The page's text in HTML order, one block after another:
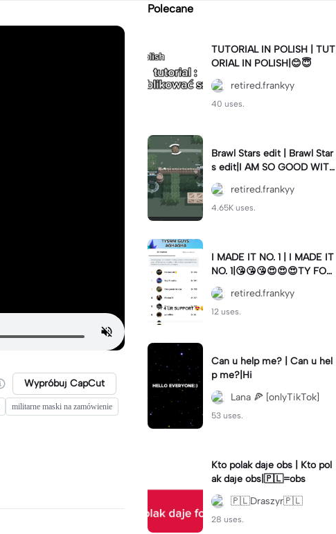
Wypróbuj CapCut
militarne maski na zamówienie
Polecane
TUTORIAL IN POLISH | TUT
ORIAL IN POLISH|😊😇
retired.frankyy
40 uses.
Brawl Stars edit | Brawl Star
s edit|I AM SO GOOD WITH
MORTIS#brawlstars#capcu
t #editretired.frankyy
4.65K uses.
I MADE IT NO. 1 | I MADE IT
NO. 1|😘😘😘😍😍😍TY FOR
THE SUPPROT
retired.frankyy
12 uses.
Can u help me? | Can u hel
p me?|Hi
Lana 🍕 [onlyTikTok]
53 uses.
Kto polak daje obs | Kto pol
ak daje obs|🇵🇱=obs
🇵🇱Draszyr🇵🇱
28 uses.